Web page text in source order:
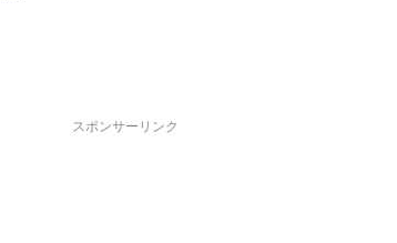
スポンサーリンク